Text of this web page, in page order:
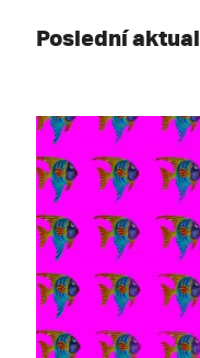
Poslední